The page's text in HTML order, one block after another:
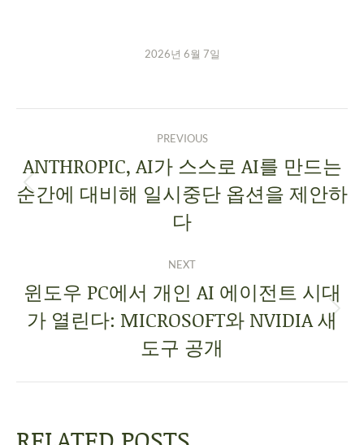
2026년 6월 7일
PREVIOUS
ANTHROPIC, AI가 스스로 AI를 만드는
순간에 대비해 일시중단 옵션을 제안하
다
NEXT
윈도우 PC에서 개인 AI 에이전트 시대
가 열린다: MICROSOFT와 NVIDIA 새
도구 공개